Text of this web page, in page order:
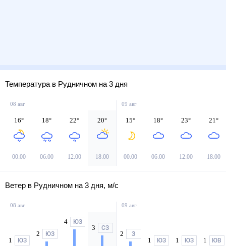
Температура в Рудничном на 3 дня
08 авг
16°
00:00
18°
06:00
22°
12:00
20°
18:00
09 авг
15°
00:00
18°
06:00
23°
12:00
21°
18:00
Ветер в Рудничном на 3 дня, м/с
08 авг
1 ЮЗ
2 ЮЗ
4 ЮЗ
3 СЗ
09 авг
2 З
1 ЮЗ 1 ЮЗ 1 ЮВ